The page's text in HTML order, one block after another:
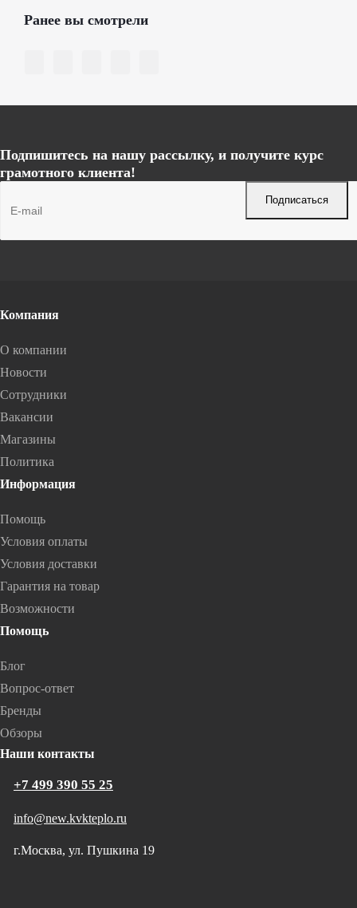
Ранее вы смотрели
Подпишитесь на нашу рассылку, и получите курс
грамотного клиента!
Компания
О компании
Новости
Сотрудники
Вакансии
Магазины
Политика
Информация
Помощь
Условия оплаты
Условия доставки
Гарантия на товар
Возможности
Помощь
Блог
Вопрос-ответ
Бренды
Обзоры
Наши контакты
+7 499 390 55 25
info@new.kvkteplo.ru
г.Москва, ул. Пушкина 19